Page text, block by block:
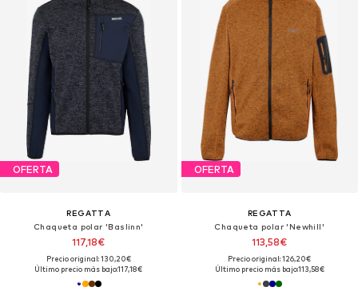
OFERTA
REGATTA
Chaqueta polar 'Baslinn'
117,18€
Precio original: 130,20€
Último precio más bajo:117,18€
OFERTA
REGATTA
Chaqueta polar 'Newhill'
113,58€
Precio original: 126,20€
Último precio más bajo:113,58€